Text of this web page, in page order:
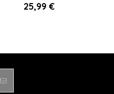
25,99 €
Añadir al carrito